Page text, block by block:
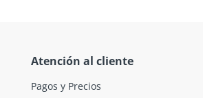
Atención al cliente
Pagos y Precios